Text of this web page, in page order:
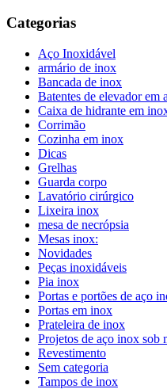
Categorias
Aço Inoxidável
armário de inox
Bancada de inox
Batentes de elevador em
Caixa de hidrante em
Corrimão
Cozinha em inox
Dicas
Grelhas
Guarda corpo
Lavatório cirúrgico
Lixeira inox
mesa de necrópsia
Mesas inox:
Novidades
Peças inoxidáveis
Pia inox
Portas e portões de aço
Portas em inox
Prateleira de inox
Projetos de aço inox sob
Revestimento
Sem categoria
Tampos de inox